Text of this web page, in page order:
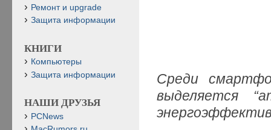
Среди
выделяется
Ремонт и upgrade
Защита информации
КНИГИ
Компьютеры
Защита информации
НАШИ ДРУЗЬЯ
PCNews